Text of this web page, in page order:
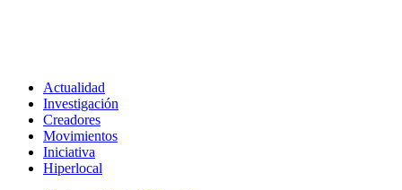
Actualidad
Investigación
Creadores
Movimientos
Iniciativa
Hiperlocal